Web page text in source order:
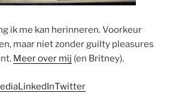
ik me kan herinneren. Voorkeur
maar niet zonder guilty pleasures
Meer over mij (en Britney).
LinkedInTwitter